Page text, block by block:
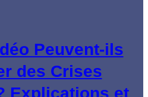
Peuvent-ils
des Crises
Explications et